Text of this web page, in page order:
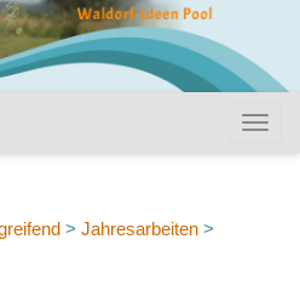
> Jahresarbeiten >